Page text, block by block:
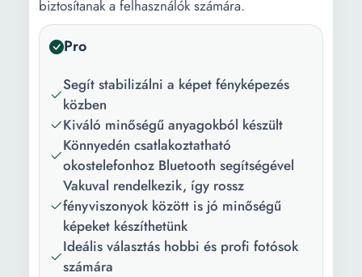
biztosítanak a felhasználók számára.
Pro
Segít stabilizálni a képet fényképezés
közben
Kiváló minőségű anyagokból készült
Könnyedén csatlakoztatható
okostelefonhoz Bluetooth segítségével
Vakuval rendelkezik, így rossz
fényviszonyok között is jó minőségű
képeket készíthetünk
Ideális választás hobbi és profi fotósok
számára